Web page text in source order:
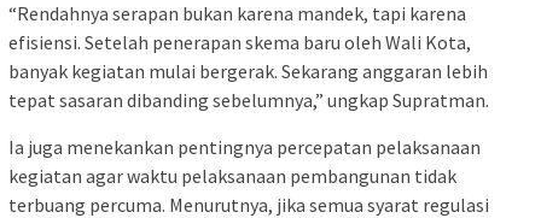
“Rendahnya serapan bukan karena mandek, tapi karena
efisiensi. Setelah penerapan skema baru oleh Wali Kota,
banyak kegiatan mulai bergerak. Sekarang anggaran lebih
tepat sasaran dibanding sebelumnya,” ungkap Supratman.
Ia juga menekankan pentingnya percepatan pelaksanaan
kegiatan agar waktu pelaksanaan pembangunan tidak
terbuang percuma. Menurutnya, jika semua syarat regulasi